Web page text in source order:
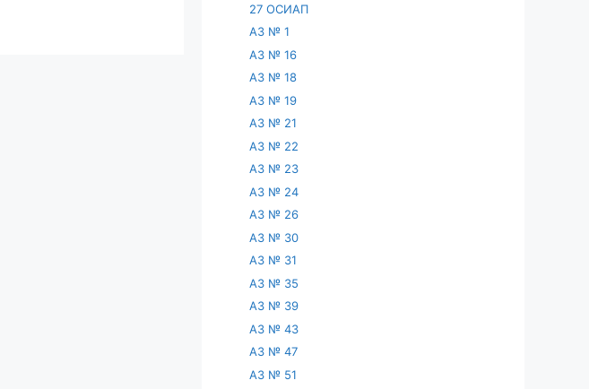
27 ОСИАП
АЗ № 1
АЗ № 16
АЗ № 18
АЗ № 19
АЗ № 21
АЗ № 22
АЗ № 23
АЗ № 24
АЗ № 26
АЗ № 30
АЗ № 31
АЗ № 35
АЗ № 39
АЗ № 43
АЗ № 47
АЗ № 51